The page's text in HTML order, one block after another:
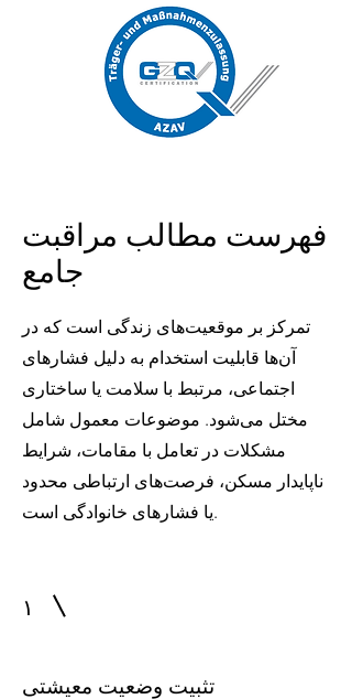
فهرست مطالب مراقبت
جامع
تمرکز بر موقعیت‌های زندگی است که در
آن‌ها قابلیت استخدام به دلیل فشارهای
اجتماعی، مرتبط با سلامت یا ساختاری
مختل می‌شود. موضوعات معمول شامل
مشکلات در تعامل با مقامات، شرایط
ناپایدار مسکن، فرصت‌های ارتباطی محدود
یا فشارهای خانوادگی است.
۱
تثبیت وضعیت معیشتی